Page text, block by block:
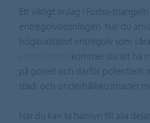
Ett viktigt inslag i Forbo-triangeln
entrégolvslösningen. När du
högkvalitativt entrégolv som våra
, kommer du att ha
på golvet och därför potentiellt
städ- och underhållskostnader
När du kan ta hänsyn till alla